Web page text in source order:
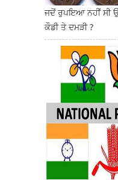
ਜਦੋਂ ਰੁਪਇਆ ਨਹੀਂ ਸੀ
ਕੌਡੀ ਤੇ ਦਮੜੀ ?